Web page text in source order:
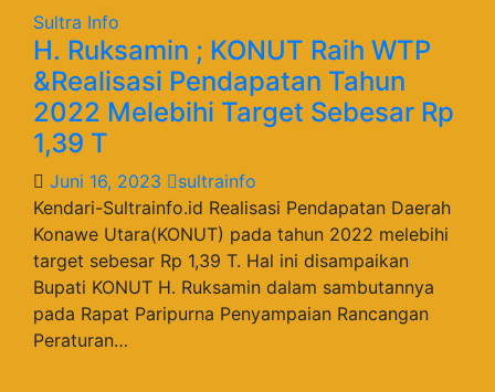
Sultra Info
H. Ruksamin ; KONUT Raih WTP
&Realisasi Pendapatan Tahun
2022 Melebihi Target Sebesar Rp
1,39 T
Juni 16, 2023
sultrainfo
Kendari-Sultrainfo.id Realisasi Pendapatan Daerah
Konawe Utara(KONUT) pada tahun 2022 melebihi
target sebesar Rp 1,39 T. Hal ini disampaikan
Bupati KONUT H. Ruksamin dalam sambutannya
pada Rapat Paripurna Penyampaian Rancangan
Peraturan…